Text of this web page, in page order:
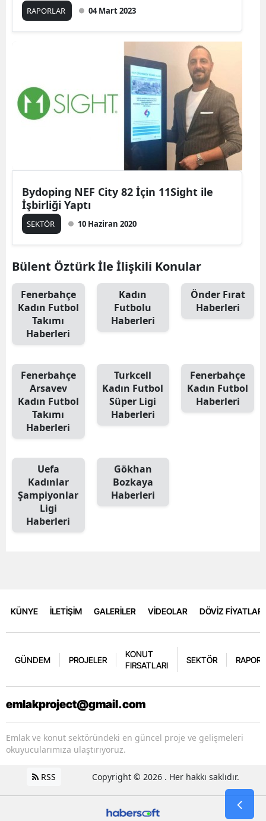
RAPORLAR 04 Mart 2023
Bydoping NEF City 82 İçin 11Sight ile
İşbirliği Yaptı
SEKTÖR 10 Haziran 2020
Bülent Öztürk İle İlişkili Konular
Fenerbahçe
Kadın Futbol
Takımı
Haberleri
Kadın
Futbolu
Haberleri
Önder Fırat
Haberleri
Fenerbahçe
Arsavev
Kadın Futbol
Takımı
Haberleri
Turkcell
Kadın Futbol
Süper Ligi
Haberleri
Fenerbahçe
Kadın Futbol
Haberleri
Uefa
Kadınlar
Şampiyonlar
Ligi
Haberleri
Gökhan
Bozkaya
Haberleri
KÜNYE İLETİŞİM GALERİLER VİDEOLAR DÖVİZ FİYATLARI
GÜNDEM PROJELER
KONUT
FIRSATLARI
SEKTÖR
emlakproject@gmail.com
Emlak ve konut sektöründeki en güncel proje ve gelişmeleri
okuyucularımıza ulaştırıyoruz.
RSS Copyright © 2026 . Her hakkı saklıdır.